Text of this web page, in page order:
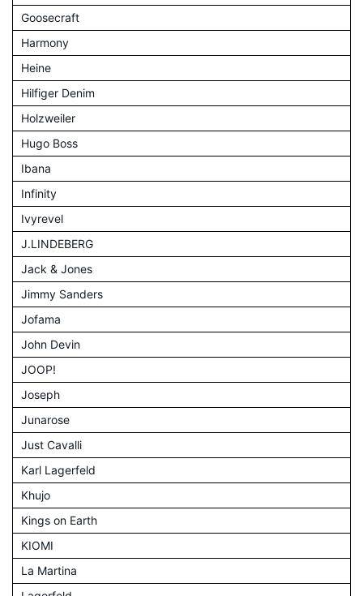
Goosecraft
Harmony
Heine
Hilfiger Denim
Holzweiler
Hugo Boss
Ibana
Infinity
Ivyrevel
J.LINDEBERG
Jack & Jones
Jimmy Sanders
Jofama
John Devin
JOOP!
Joseph
Junarose
Just Cavalli
Karl Lagerfeld
Khujo
Kings on Earth
KIOMI
La Martina